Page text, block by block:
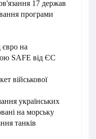
17 держав
програми
євро на
SAFE від ЄС
військової
українських
на морську
танків